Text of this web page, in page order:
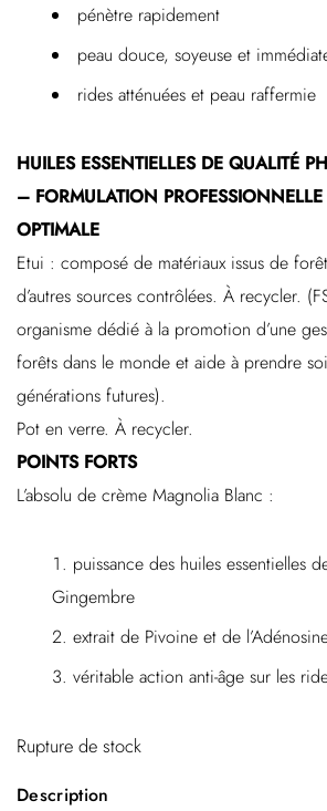
pénètre rapidement
peau douce, soyeuse et
rides atténuées et peau raffermie
HUILES ESSENTIELLES DE QUALITÉ
– FORMULATION
OPTIMALE
Etui : composé de matériaux issus de
d’autres sources contrôlées. À recycler.
organisme dédié à la promotion d’une
forêts dans le monde et aide à prendre
générations futures).
Pot en verre. À recycler.
POINTS FORTS
L’absolu de crème Magnolia Blanc :
puissance des huiles essentielles
Gingembre
extrait de Pivoine et de
véritable action anti-âge sur les
Rupture de stock
Description